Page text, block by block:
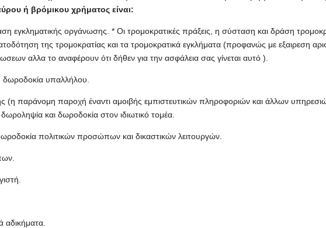
ή βρόμικου χρήματος είναι:
εγκληματικής οργάνωσης. * Οι τρομοκρατικές πράξεις, η σύσταση και δράση
της τρομοκρατίας και τα τρομοκρατικά εγκλήματα (προφανώς με εξαιρεση
αλλα το αναφέρουν ότι δήθεν για την ασφάλεια σας γίνεται αυτό ).
υπαλλήλου.
(η παράνομη παροχή έναντι αμοιβής εμπιστευτικών πληροφοριών και άλλων
και δωροδοκία στον ιδιωτικό τομέα.
πολιτικών προσώπων και δικαστικών λειτουργών.
αδικήματα.